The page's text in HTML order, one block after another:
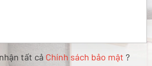
tất cả Chính sách bảo mật ?